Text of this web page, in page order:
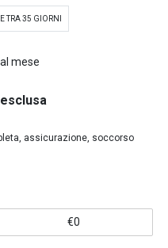
TRA 35 GIORNI
al mese
assicurazione, soccorso
€0